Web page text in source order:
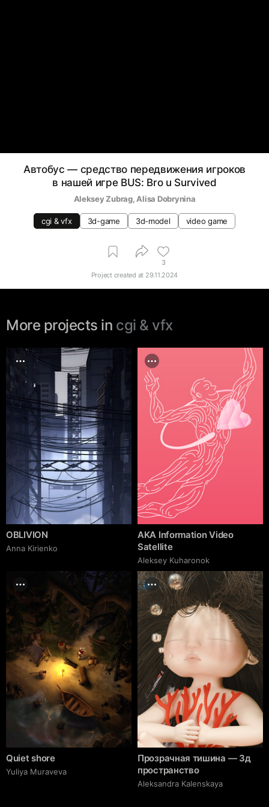
Автобус — средство передвижения игроков
в нашей игре BUS: Bro u Survived
Aleksey Zubrag, Alisa Dobrynina
cgi & vfx 3d-game 3d-model video game
3
Project created at 29.11.2024
More projects in cgi & vfx
OBLIVION
Anna Kirienko
AKA Information Video
Satellite
Aleksey Kuharonok
Quiet shore
Yuliya Muraveva
Прозрачная тишина — 3д
пространство
Aleksandra Kalenskaya